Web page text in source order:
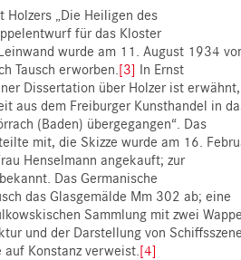
Holzers „Die Heiligen des
für das Kloster
wurde am 11. August 1934
Tausch erworben. [3] In Ernst
Dissertation über Holzer ist erwähnt,
aus dem Freiburger Kunsthandel in
(Baden) übergegangen“. Das
mit, die Skizze wurde am 16.
Henselmann angekauft; zur
Das Germanische
das Glasgemälde Mm 302 ab; eine
Sammlung mit zwei
und der Darstellung von
Konstanz verweist. [4]